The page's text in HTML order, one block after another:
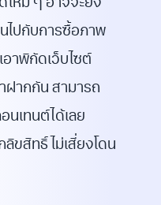
หม่ ๆ อาจจะยัง
ไปกับการซื้อภาพ
อาพิกัดเว็บไซต์
ฝากกัน สามารถ
นเทนต์ได้เลย
ขสิทธิ์ ไม่เสี่ยงโดน